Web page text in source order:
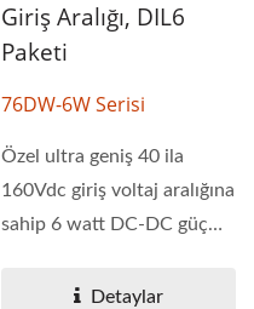
Giriş Aralığı, DIL6
Paketi
76DW-6W Serisi
Özel ultra geniş 40 ila
160Vdc giriş voltaj aralığına
sahip 6 watt DC-DC güç
Detaylar